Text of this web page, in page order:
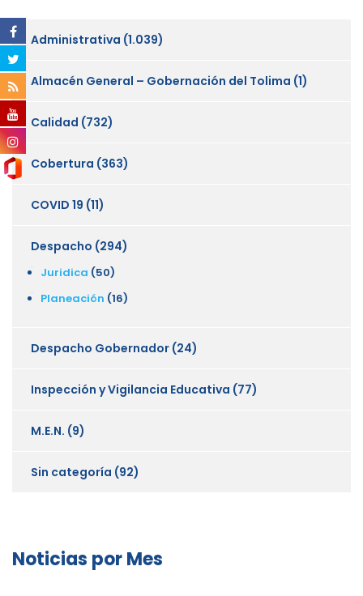
Administrativa (1.039)
Almacén General – Gobernación del Tolima (1)
Calidad (732)
Cobertura (363)
COVID 19 (11)
Despacho (294)
Juridica (50)
Planeación (16)
Despacho Gobernador (24)
Inspección y Vigilancia Educativa (77)
M.E.N. (9)
Sin categoría (92)
Noticias por Mes